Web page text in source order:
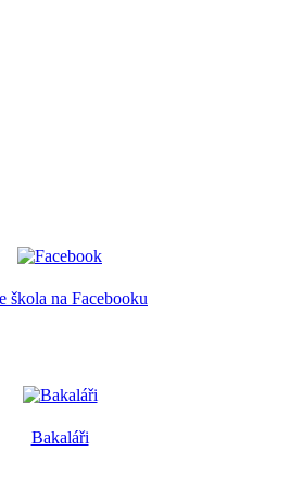
škola na Facebooku
Bakaláři